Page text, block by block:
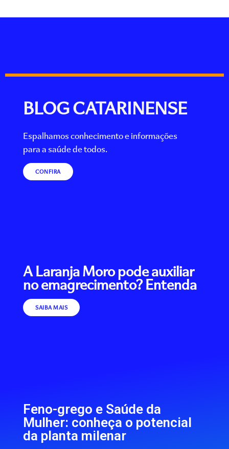
BLOG CATARINENSE
Espalhamos conhecimento e informações
para a saúde de todos.
CONFIRA
A Laranja Moro pode auxiliar
no emagrecimento? Entenda
SAIBA MAIS
Feno-grego e Saúde da
Mulher: conheça o potencial
da planta milenar